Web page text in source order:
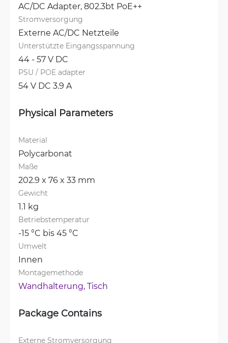
AC/DC Adapter, 802.3bt PoE++
Stromversorgung
Externe AC/DC Netzteile
Unterstützte Eingangsspannung
44 - 57 V DC
PSU / POE adapter
54 V DC 3.9 A
Physical Parameters
Material
Polycarbonat
Maße
202.9 x 76 x 33 mm
Gewicht
1.1 kg
Betriebstemperatur
-15 °C bis 45 °C
Umwelt
Innen
Montagemethode
Wandhalterung, Tisch
Package Contains
Externe Stromversorgung